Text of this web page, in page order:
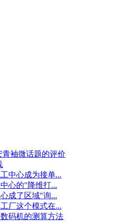
袖微话题的评价
中心成为接单...
心的"降维打...
成了区域"询...
厂这个模式在...
码机的测算方法